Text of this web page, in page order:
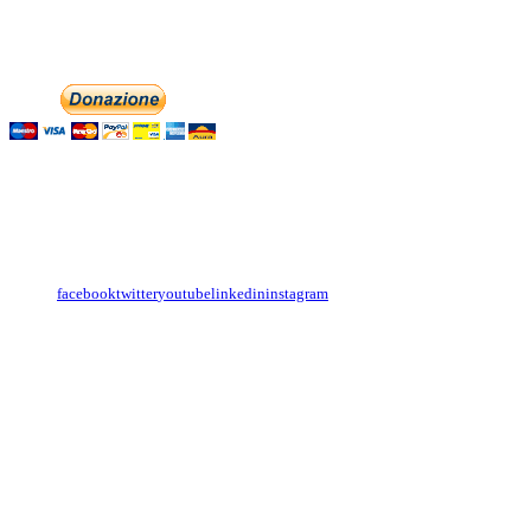
facebooktwitteryoutubelinkedininstagram
English
Italiano